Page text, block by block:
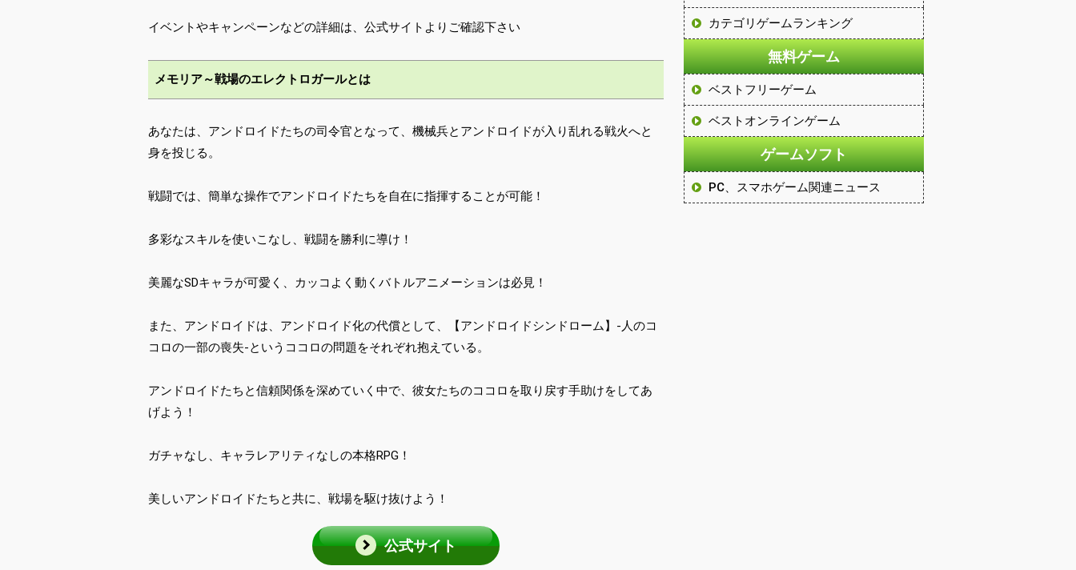
イベントやキャンペーンなどの詳細は、公式サイトよりご確認下さい
メモリア～戦場のエレクトロガールとは
あなたは、アンドロイドたちの司令官となって、機械兵とアンドロイドが入り乱れる戦火へと
身を投じる。
戦闘では、簡単な操作でアンドロイドたちを自在に指揮することが可能！
多彩なスキルを使いこなし、戦闘を勝利に導け！
美麗なSDキャラが可愛く、カッコよく動くバトルアニメーションは必見！
また、アンドロイドは、アンドロイド化の代償として、【アンドロイドシンドローム】-人のコ
コロの一部の喪失-というココロの問題をそれぞれ抱えている。
アンドロイドたちと信頼関係を深めていく中で、彼女たちのココロを取り戻す手助けをしてあ
げよう！
ガチャなし、キャラレアリティなしの本格RPG！
美しいアンドロイドたちと共に、戦場を駆け抜けよう！
公式サイト
カテゴリゲームランキング
無料ゲーム
ベストフリーゲーム
ベストオンラインゲーム
ゲームソフト
PC、スマホゲーム関連ニュース